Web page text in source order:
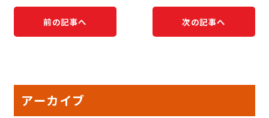
前の記事へ 次の記事へ
アーカイブ